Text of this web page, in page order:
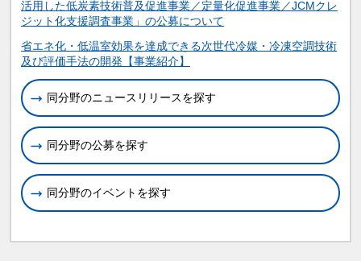
活用した低炭素技術普及促進事業／定量化促進事業／JCMクレ
ジット化支援調査事業」の公募について
関連情報
省エネ化・低温室効果を達成できる次世代冷媒・冷凍空調技術
及び評価手法の開発【事業紹介】
同分野のニュースリリースを探す
同分野の公募を探す
同分野のイベントを探す